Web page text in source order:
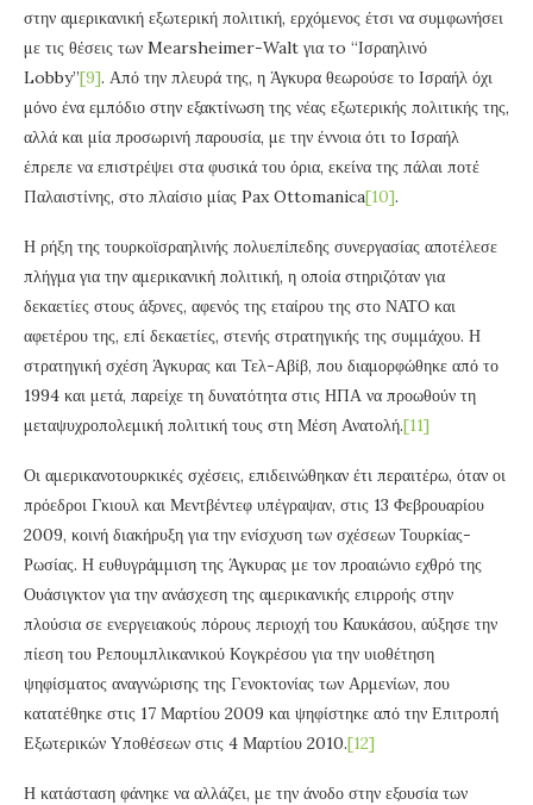
στην αμερικανική εξωτερική πολιτική, ερχόμενος έτσι να συμφωνήσει
με τις θέσεις των Mearsheimer-Walt για τo “Ισραηλινό
Lobby”[9]. Από την πλευρά της, η Άγκυρα θεωρούσε το Ισραήλ όχι
μόνο ένα εμπόδιο στην εξακτίνωση της νέας εξωτερικής πολιτικής της,
αλλά και μία προσωρινή παρουσία, με την έννοια ότι το Ισραήλ
έπρεπε να επιστρέψει στα φυσικά του όρια, εκείνα της πάλαι ποτέ
Παλαιστίνης, στο πλαίσιο μίας Pax Ottomanica[10].
Η ρήξη της τουρκοϊσραηλινής πολυεπίπεδης συνεργασίας αποτέλεσε
πλήγμα για την αμερικανική πολιτική, η οποία στηριζόταν για
δεκαετίες στους άξονες, αφενός της εταίρου της στο ΝΑΤΟ και
αφετέρου της, επί δεκαετίες, στενής στρατηγικής της συμμάχου. Η
στρατηγική σχέση Άγκυρας και Τελ-Αβίβ, που διαμορφώθηκε από το
1994 και μετά, παρείχε τη δυνατότητα στις ΗΠΑ να προωθούν τη
μεταψυχροπολεμική πολιτική τους στη Μέση Ανατολή.[11]
Οι αμερικανοτουρκικές σχέσεις, επιδεινώθηκαν έτι περαιτέρω, όταν οι
πρόεδροι Γκιουλ και Μεντβέντεφ υπέγραψαν, στις 13 Φεβρουαρίου
2009, κοινή διακήρυξη για την ενίσχυση των σχέσεων Τουρκίας-
Ρωσίας. Η ευθυγράμμιση της Άγκυρας με τον προαιώνιο εχθρό της
Ουάσιγκτον για την ανάσχεση της αμερικανικής επιρροής στην
πλούσια σε ενεργειακούς πόρους περιοχή του Καυκάσου, αύξησε την
πίεση του Ρεπουμπλικανικού Κογκρέσου για την υιοθέτηση
ψηφίσματος αναγνώρισης της Γενοκτονίας των Αρμενίων, που
κατατέθηκε στις 17 Μαρτίου 2009 και ψηφίστηκε από την Επιτροπή
Εξωτερικών Υποθέσεων στις 4 Μαρτίου 2010.[12]
Η κατάσταση φάνηκε να αλλάζει, με την άνοδο στην εξουσία των